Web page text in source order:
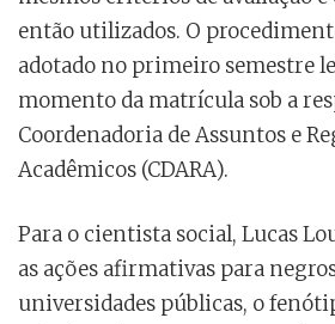
então utilizados. O
adotado no primeiro semestre
momento da matrícula sob a
Coordenadoria de Assuntos e
Acadêmicos (CDARA).
Para o cientista social, Lucas
as ações afirmativas para
universidades públicas, o